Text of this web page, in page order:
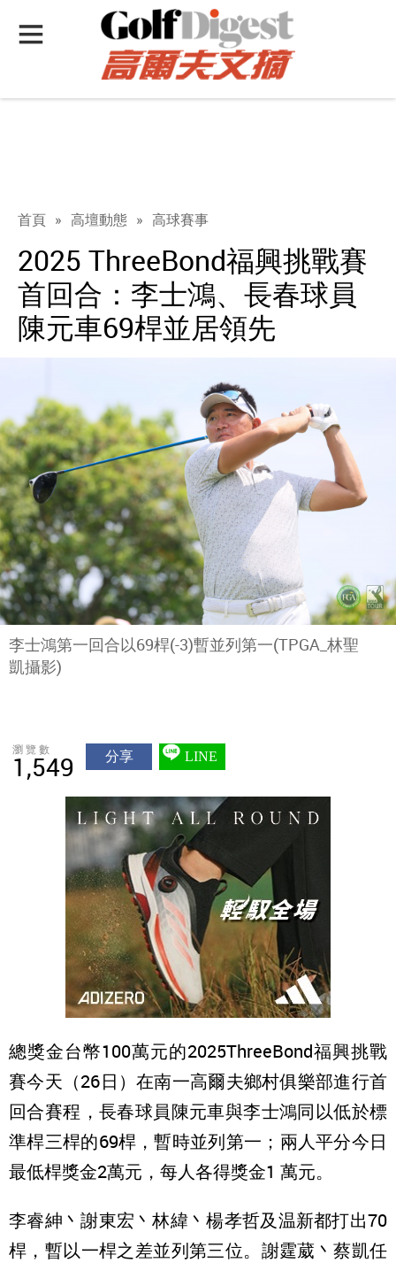
首頁 » 高壇動態 » 高球賽事
2025 ThreeBond福興挑戰賽
首回合：李士鴻、長春球員
陳元車69桿並居領先
李士鴻第一回合以69桿(-3)暫並列第一(TPGA_林聖
凱攝影)
瀏覽數
1,549 分享 LINE
總獎金台幣100萬元的2025ThreeBond福興挑戰
賽今天（26日）在南一高爾夫鄉村俱樂部進行首
回合賽程，長春球員陳元車與李士鴻同以低於標
準桿三桿的69桿，暫時並列第一；兩人平分今日
最低桿獎金2萬元，每人各得獎金1 萬元。
李睿紳丶謝東宏丶林緯丶楊孝哲及温新都打出70
桿，暫以一桿之差並列第三位。謝霆葳丶蔡凱任